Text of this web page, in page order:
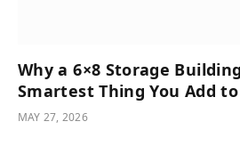
Why a 6×8 Storage
Smartest Thing You Add
MAY 27, 2026